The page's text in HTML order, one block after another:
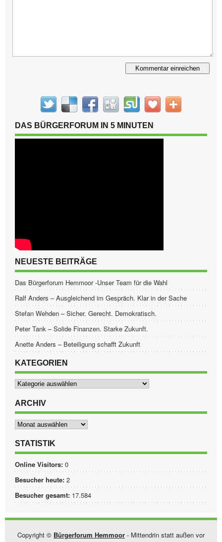
DAS BÜRGERFORUM IN 5 MINUTEN
NEUESTE BEITRÄGE
Das Bürgerforum Hemmoor -Unser Team für die Wahl
Ralf Anders – Ausgleichend im Gespräch. Klar in der Sache
Stefan Wehden – Sicher. Gerecht. Demokratisch.
Peter Tank – Solide Finanzen. Starke Zukunft.
Anette Anders – Beteiligung schafft Zukunft
KATEGORIEN
Kategorien
ARCHIV
Archiv
STATISTIK
Online Visitors: 0
Besucher heute: 2
Besucher gesamt: 17.584
Copyright © Bürgerforum Hemmoor - Mittendrin statt außen vor